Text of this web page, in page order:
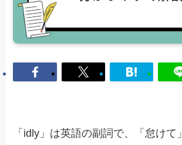
「idly」は英語の副詞で、「怠けて